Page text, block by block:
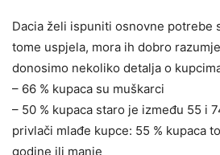
Dacia želi ispuniti osnovne potrebe
tome uspjela, mora ih dobro
donosimo nekoliko detalja o
– 66 % kupaca su muškarci
– 50 % kupaca staro je između 55 i
privlači mlađe kupce: 55 % kupaca
godine ili manje